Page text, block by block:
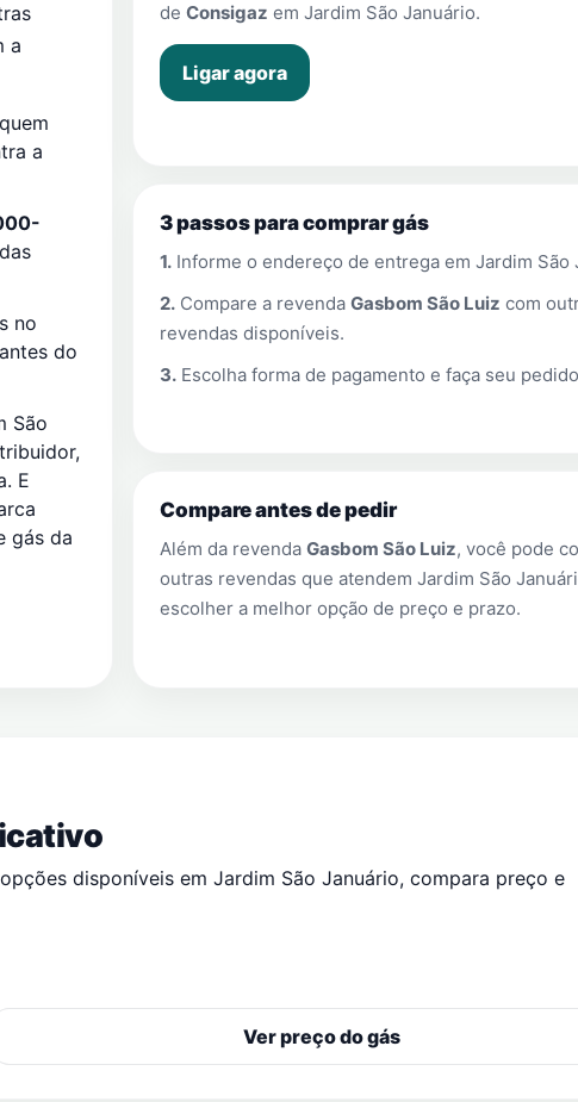
a
a
no
do
São
E
gás da
deConsigaz emJardim São Januário.
Ligar agora
3 passos para comprar gás
1. Informe o endereço de entrega emJardim São
2. Compare a revendaGasbom São Luiz com
revendas disponíveis.
3. Escolha forma de pagamento e faça seu
Compare antes de pedir
Além da revendaGasbom São Luiz, você pode
outras revendas que atendemJardim São
escolher a melhor opção de preço e prazo.
disponíveis em Jardim São Januário, compara preço e
Ver preço do gás